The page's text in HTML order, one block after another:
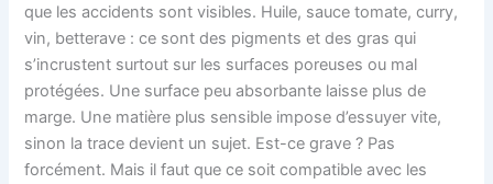
que les accidents sont visibles. Huile, sauce tomate, curry,
vin, betterave : ce sont des pigments et des gras qui
s’incrustent surtout sur les surfaces poreuses ou mal
protégées. Une surface peu absorbante laisse plus de
marge. Une matière plus sensible impose d’essuyer vite,
sinon la trace devient un sujet. Est-ce grave ? Pas
forcément. Mais il faut que ce soit compatible avec les